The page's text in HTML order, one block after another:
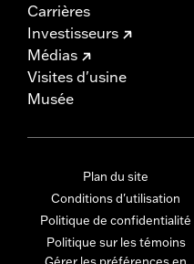
Carrières
Investisseurs
Médias
Visites d'usine
Musée
Plan du site
Conditions d'utilisation
Politique de confidentialité
Politique sur les témoins
Gérer les préférences en